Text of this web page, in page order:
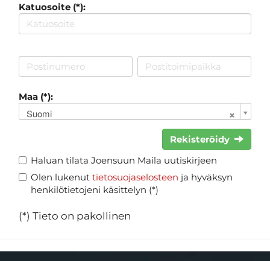
Katuosoite (*):
Maa (*):
Suomi
Rekisteröidy
Haluan tilata Joensuun Maila uutiskirjeen
Olen lukenut tietosuojaselosteen ja hyväksyn
henkilötietojeni käsittelyn (*)
(*) Tieto on pakollinen